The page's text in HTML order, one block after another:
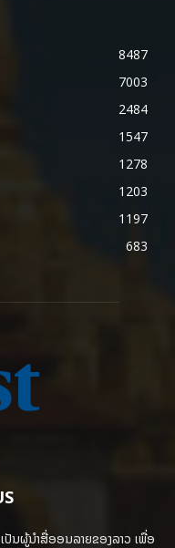
8487
7003
2484
1547
1278
1203
1197
683
ປັນຜູ້ນຳສື່ອອນລາຍຂອງລາວ ເພື່ອ